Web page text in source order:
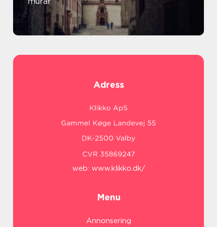
Adress
web: www.klikko.dk/
Menu
Annonsering